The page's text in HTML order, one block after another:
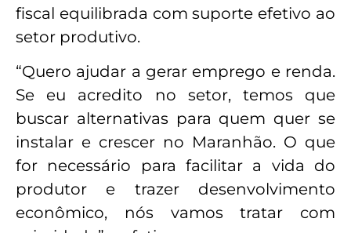
fiscal equilibrada com suporte efetivo ao
setor produtivo.
“Quero ajudar a gerar emprego e renda.
Se eu acredito no setor, temos que
buscar alternativas para quem quer se
instalar e crescer no Maranhão. O que
for necessário para facilitar a vida do
produtor e trazer desenvolvimento
econômico, nós vamos tratar com